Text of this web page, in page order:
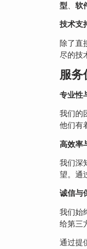
型
软
技术支
除了直
尽的技
服务
专业性
我们的
他们有
高效率
我们深
望。通
诚信与
我们始
给第三
通过提